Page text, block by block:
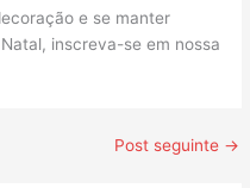
e se manter
inscreva-se em nossa
Post seguinte →